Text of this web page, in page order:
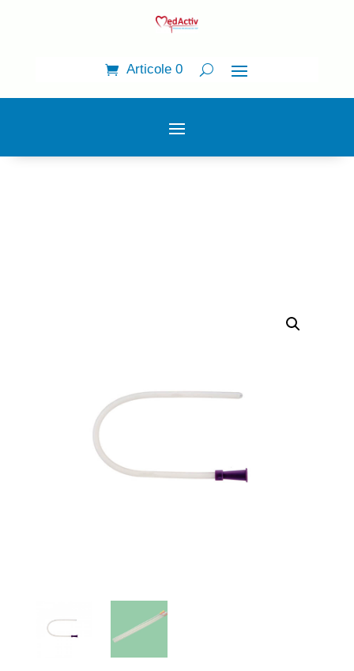
Articole 0